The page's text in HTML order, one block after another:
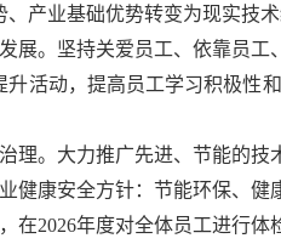
产业基础优势转变为现实技
展。坚持关爱员工、依靠员
升活动，提高员工学习积极性
理。大力推广先进、节能的技
健康安全方针：节能环保、健
在2026年度对全体员工进行体